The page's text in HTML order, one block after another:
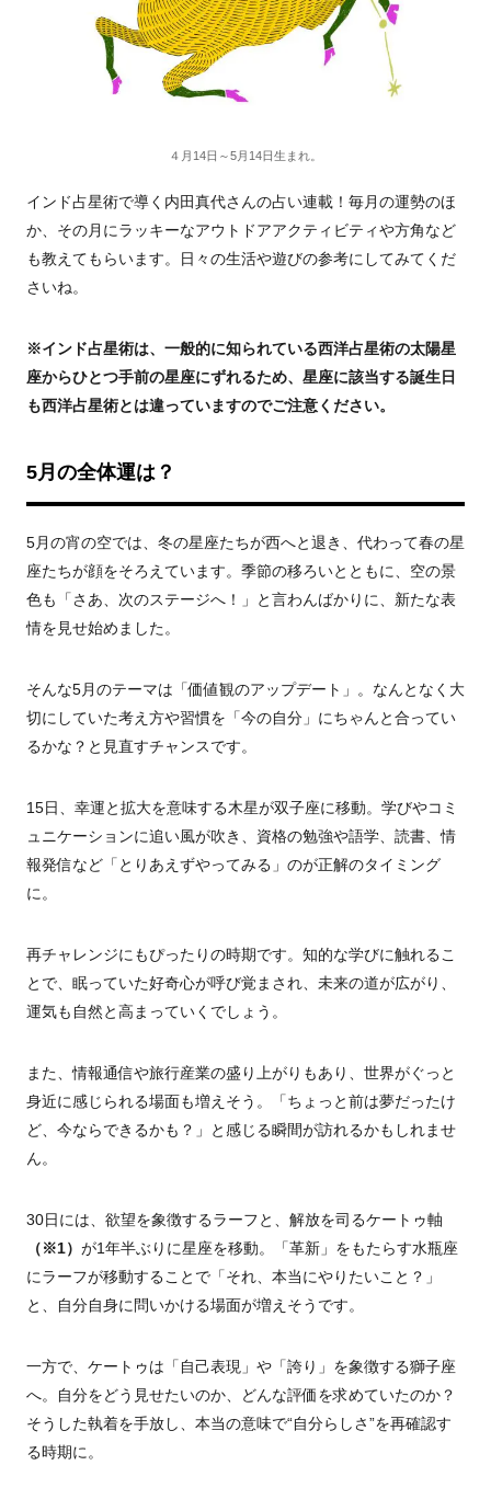
４月14日～5月14日生まれ。
インド占星術で導く内田真代さんの占い連載！毎月の運勢のほ
か、その月にラッキーなアウトドアアクティビティや方角など
も教えてもらいます。日々の生活や遊びの参考にしてみてくだ
さいね。
※インド占星術は、一般的に知られている西洋占星術の太陽星
座からひとつ手前の星座にずれるため、星座に該当する誕生日
も西洋占星術とは違っていますのでご注意ください。
5月の全体運は？
5月の宵の空では、冬の星座たちが西へと退き、代わって春の星
座たちが顔をそろえています。季節の移ろいとともに、空の景
色も「さあ、次のステージへ！」と言わんばかりに、新たな表
情を見せ始めました。
そんな5月のテーマは「価値観のアップデート」。なんとなく大
切にしていた考え方や習慣を「今の自分」にちゃんと合ってい
るかな？と見直すチャンスです。
15日、幸運と拡大を意味する木星が双子座に移動。学びやコミ
ュニケーションに追い風が吹き、資格の勉強や語学、読書、情
報発信など「とりあえずやってみる」のが正解のタイミング
に。
再チャレンジにもぴったりの時期です。知的な学びに触れるこ
とで、眠っていた好奇心が呼び覚まされ、未来の道が広がり、
運気も自然と高まっていくでしょう。
また、情報通信や旅行産業の盛り上がりもあり、世界がぐっと
身近に感じられる場面も増えそう。「ちょっと前は夢だったけ
ど、今ならできるかも？」と感じる瞬間が訪れるかもしれませ
ん。
30日には、欲望を象徴するラーフと、解放を司るケートゥ軸
（※1） が1年半ぶりに星座を移動。「革新」をもたらす水瓶座
にラーフが移動することで「それ、本当にやりたいこと？」
と、自分自身に問いかける場面が増えそうです。
一方で、ケートゥは「自己表現」や「誇り」を象徴する獅子座
へ。自分をどう見せたいのか、どんな評価を求めていたのか？
そうした執着を手放し、本当の意味で“自分らしさ”を再確認す
る時期に。